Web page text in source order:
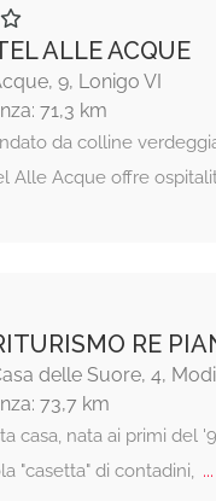
ALLE ACQUE
9, Lonigo VI
71,3 km
da colline
Alle Acque offre
RE
delle Suore, 4,
73,7 km
casa, nata ai primi del
"casetta" di contadini,...